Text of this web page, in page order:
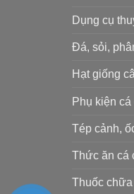
Dụng cụ
Đá, sỏi,
Hạt giống
Phụ kiện cá
Tép cảnh,
Thức ăn cá
Thuốc